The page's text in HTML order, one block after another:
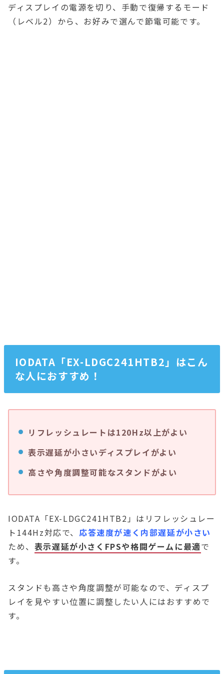
ディスプレイの電源を切り、手動で復帰するモード
（レベル2）から、お好みで選んで節電可能です。
IODATA「EX-LDGC241HTB2」はこん
な人におすすめ！
リフレッシュレートは120Hz以上がよい
表示遅延が小さいディスプレイがよい
高さや角度調整可能なスタンドがよい
IODATA「EX-LDGC241HTB2」はリフレッシュレー
ト144Hz対応で、 応答速度が速く内部遅延が小さい
ため、 表示遅延が小さくFPSや格闘ゲームに最適で
す。
スタンドも高さや角度調整が可能なので、ディスプ
レイを見やすい位置に調整したい人にはおすすめで
す。